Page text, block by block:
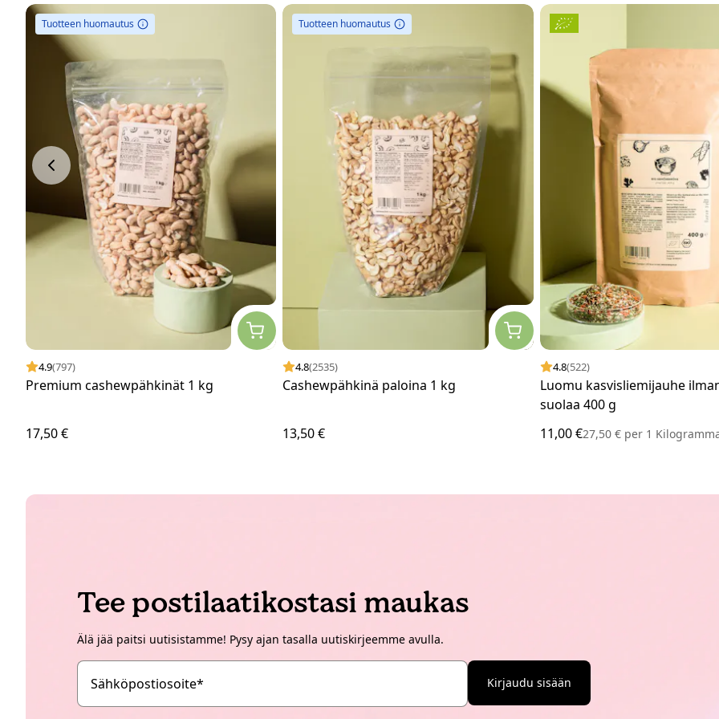
Tuotteen huomautus
4.9(797)
Premium cashewpähkinät 1 kg
17,50 €
Tuotteen huomautus
4.8(2535)
Cashewpähkinä paloina 1 kg
13,50 €
4.8(522)
Luomu kasvisliemijauhe
suolaa 400 g
11,00 €27,50 € per1
Tee postilaatikostasi maukas
Älä jää paitsi uutisistamme! Pysy ajan tasalla uutiskirjeemme avulla.
Sähköpostiosoite* Kirjaudu sisään